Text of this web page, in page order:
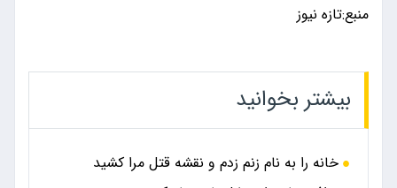
منبع:تازه نیوز
بیشتر بخوانید
خانه را به نام زنم زدم و نقشه قتل مرا کشید